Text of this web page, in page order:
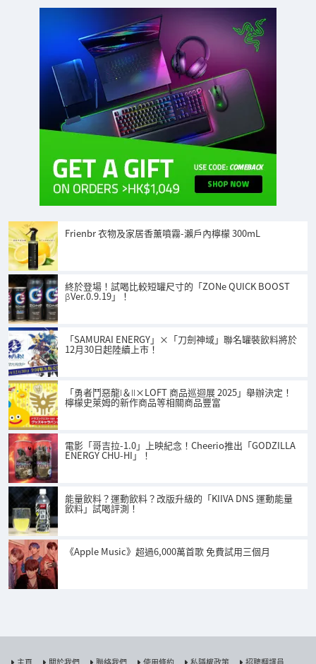
Frienbr 衣物及家居香薰噴霧-瀨戶內檸檬 300mL
終於登場！試喝比較短罐尺寸的「ZONe QUICK BOOST
βVer.0.9.19」！
「SAMURAI ENERGY」×「刀劍神域」聯名罐裝飲料將於
12月30日起陸續上市！
「勇者鬥惡龍Ⅰ＆Ⅱ×LOFT 商品巡迴展 2025」舉辦決定！
檸檬史萊姆的新作商品等相關商品豐富
電影「哥吉拉-1.0」上映紀念！Cheerio推出「GODZILLA
ENERGY CHU-HI」！
能量飲料？運動飲料？改版升級的「KIIVA DNS 運動能量
飲料」試喝評測！
《Apple Music》超過6,000萬首歌 免費試用三個月